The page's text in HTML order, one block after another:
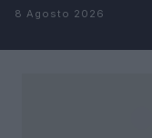
Salta al contenuto
8 Agosto 2026